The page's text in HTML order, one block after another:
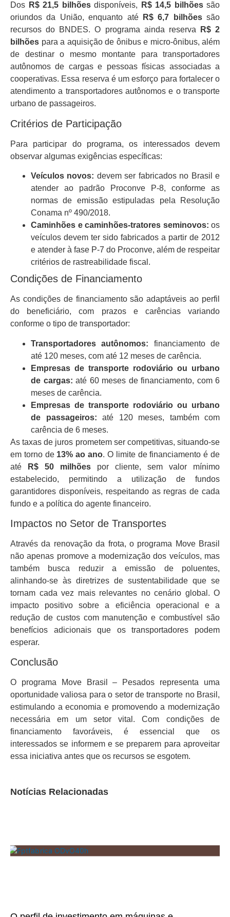
Dos R$ 21,5 bilhõesdisponíveis, R$ 14,5 bilhõessão
oriundos da União, enquanto até
R$ 6,7 bilhõessão
recursos do BNDES. O programa ainda reserva
R$ 2
bilhões para a aquisição de ônibus e micro-ônibus, além
de destinar o mesmo montante para transportadores
autônomos de cargas e pessoas físicas associadas a
cooperativas. Essa reserva é um esforço para fortalecer o
atendimento a transportadores autônomos e o transporte
urbano de passageiros.
Critérios de Participação
Para participar do programa, os interessados devem
observar algumas exigências específicas:
Veículos novos: devem ser fabricados no Brasil e
atender ao padrão Proconve P-8, conforme as
normas de emissão estipuladas pela Resolução
Conama nº 490/2018.
Caminhões e caminhões-tratores seminovos: os
veículos devem ter sido fabricados a partir de 2012
e atender à fase P-7 do Proconve, além de respeitar
critérios de rastreabilidade fiscal.
Condições de Financiamento
As condições de financiamento são adaptáveis ao perfil
do beneficiário, com prazos e carências variando
conforme o tipo de transportador:
Transportadores autônomos: financiamento de
até 120 meses, com até 12 meses de carência.
Empresas de transporte rodoviário ou urbano
de cargas: até 60 meses de financiamento, com 6
meses de carência.
Empresas de transporte rodoviário ou urbano
de passageiros: até 120 meses, também com
carência de 6 meses.
As taxas de juros prometem ser competitivas, situando-se
em torno de 13% ao ano. O limite de financiamento é de
até
R$ 50 milhões por cliente, sem valor mínimo
estabelecido, permitindo a utilização de fundos
garantidores disponíveis, respeitando as regras de cada
fundo e a política do agente financeiro.
Impactos no Setor de Transportes
Através da renovação da frota, o programa Move Brasil
não apenas promove a modernização dos veículos, mas
também busca reduzir a emissão de poluentes,
alinhando-se às diretrizes de sustentabilidade que se
tornam cada vez mais relevantes no cenário global. O
impacto positivo sobre a eficiência operacional e a
redução de custos com manutenção e combustível são
benefícios adicionais que os transportadores podem
esperar.
Conclusão
O programa Move Brasil – Pesados representa uma
oportunidade valiosa para o setor de transporte no Brasil,
estimulando a economia e promovendo a modernização
necessária em um setor vital. Com condições de
financiamento favoráveis, é essencial que os
interessados se informem e se preparem para aproveitar
essa iniciativa antes que os recursos se esgotem.
Notícias Relacionadas